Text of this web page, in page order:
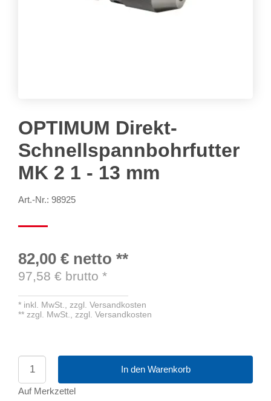
OPTIMUM Direkt-
Schnellspannbohrfutter
MK 2 1 - 13 mm
Art.-Nr.: 98925
82,00 € netto **
97,58 € brutto *
* inkl. MwSt., zzgl. Versandkosten
** zzgl. MwSt., zzgl. Versandkosten
In den Warenkorb
Auf Merkzettel